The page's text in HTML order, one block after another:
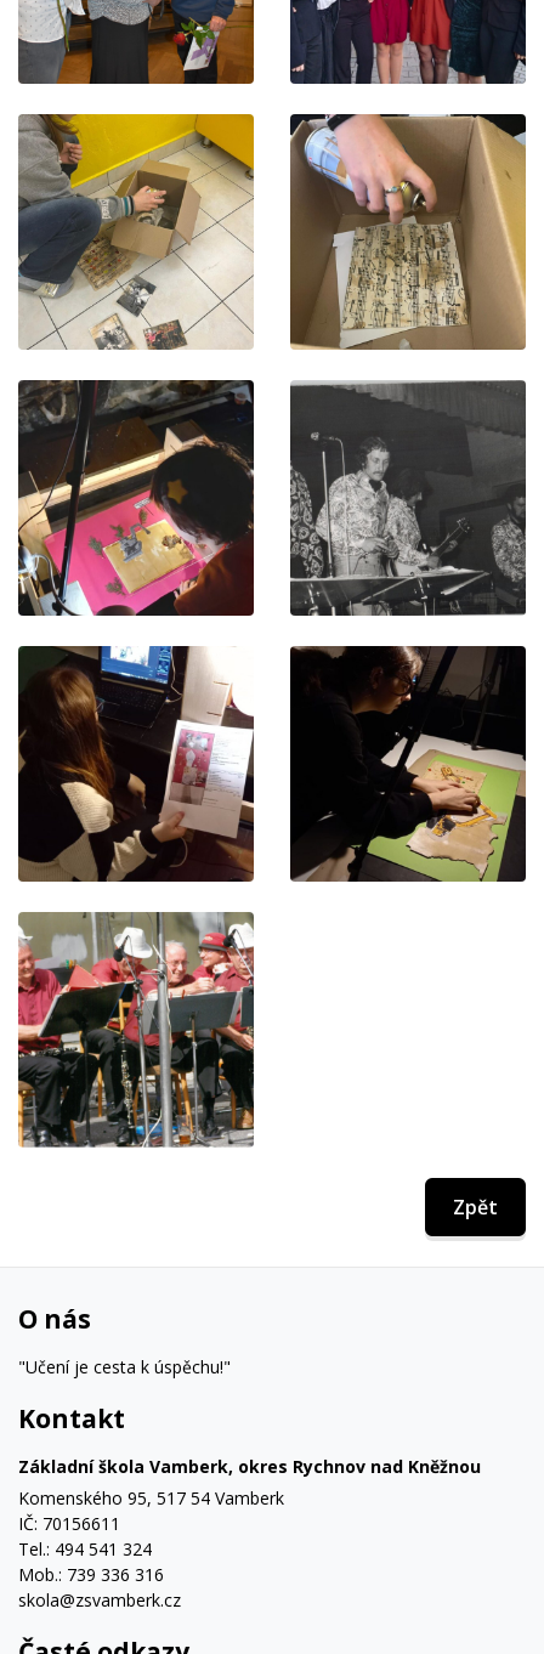
Zpět
O nás
"Učení je cesta k úspěchu!"
Kontakt
Základní škola Vamberk, okres Rychnov nad Kněžnou
Komenského 95, 517 54 Vamberk
IČ: 70156611
Tel.: 494 541 324
Mob.: 739 336 316
skola@zsvamberk.cz